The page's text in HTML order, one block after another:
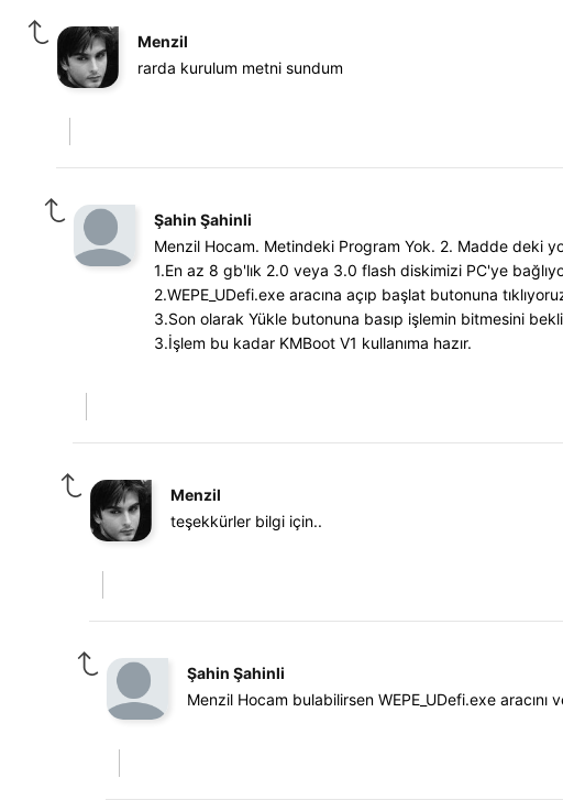
Menzil
rarda kurulum metni sundum
Şahin Şahinli
Menzil Hocam. Metindeki Program Yok. 2. Madde deki
1.En az 8 gb'lık 2.0 veya 3.0 flash diskimizi PC'ye
2.WEPE_UDefi.exe aracına açıp başlat butonuna
3.Son olarak Yükle butonuna basıp işlemin bitmesini
3.İşlem bu kadar KMBoot V1 kullanıma hazır.
Menzil
teşekkürler bilgi için..
Şahin Şahinli
Menzil Hocam bulabilirsen WEPE_UDefi.exe